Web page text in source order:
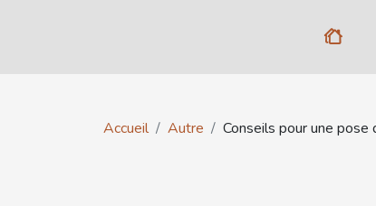
Accueil Autre Conseils pour une pose